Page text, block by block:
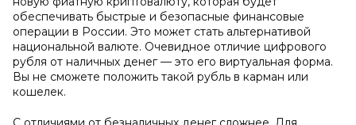
обеспечивать быстрые и безопасные финансовые
операции в России. Это может стать альтернативой
национальной валюте. Очевидное отличие цифрового
рубля от наличных денег — это его виртуальная форма.
Вы не сможете положить такой рубль в карман или
кошелек.